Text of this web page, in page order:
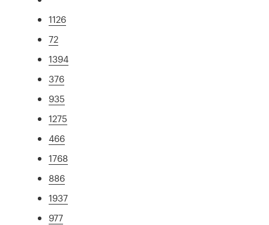
1126
72
1394
376
935
1275
466
1768
886
1937
977